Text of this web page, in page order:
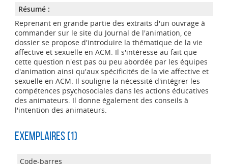
Résumé :
Reprenant en grande partie des extraits d'un ouvrage à
commander sur le site du Journal de l'animation, ce
dossier se propose d'introduire la thématique de la vie
affective et sexuelle en ACM. Il s'intéresse au fait que
cette question n'est pas ou peu abordée par les équipes
d'animation ainsi qu'aux spécificités de la vie affective et
sexuelle en ACM. Il souligne la nécessité d'intégrer les
compétences psychosociales dans les actions éducatives
des animateurs. Il donne également des conseils à
l'intention des animateurs.
Exemplaires (1)